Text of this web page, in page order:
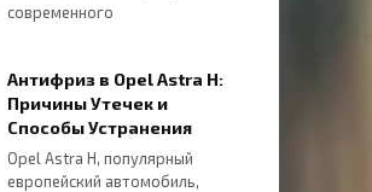
современного
Антифриз в Opel Astra H:
Причины Утечек и
Способы Устранения
Opel Astra H, популярный
европейский автомобиль,